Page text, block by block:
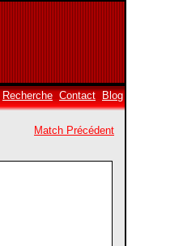
Recherche Contact Blog
Match Précédent